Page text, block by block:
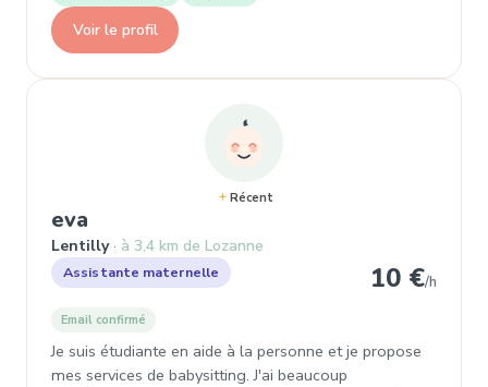
Voir le profil
Récent
eva
Lentilly à 3,4 km de Lozanne
Assistante maternelle 10 €/h
Email confirmé
Je suis étudiante en aide à la personne et je propose
mes services de babysitting. J'ai beaucoup